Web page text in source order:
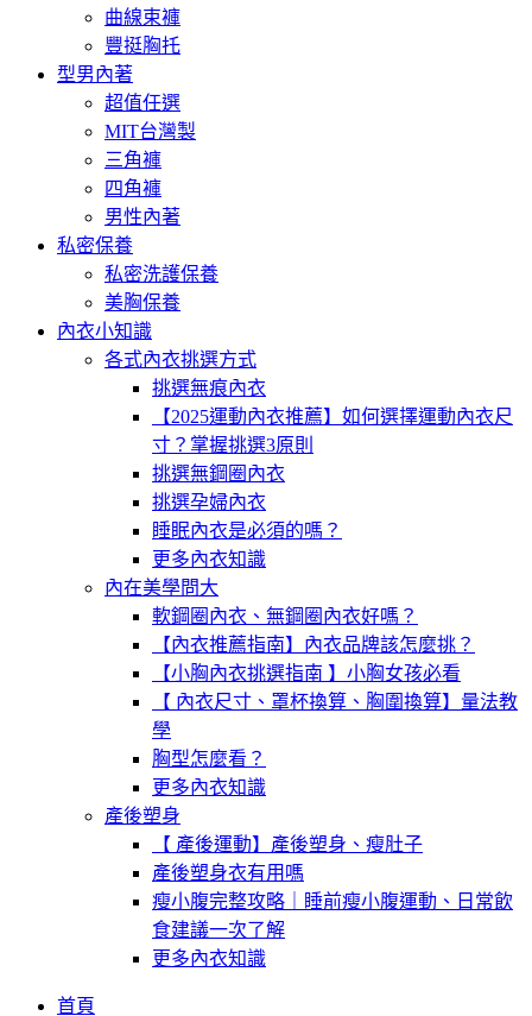
曲線束褲
豐挺胸托
型男內著
超值任選
MIT台灣製
三角褲
四角褲
男性內著
私密保養
私密洗護保養
美胸保養
內衣小知識
各式內衣挑選方式
挑選無痕內衣
【2025運動內衣推薦】如何選擇運動內衣尺
寸？掌握挑選3原則
挑選無鋼圈內衣
挑選孕婦內衣
睡眠內衣是必須的嗎？
更多內衣知識
內在美學問大
軟鋼圈內衣、無鋼圈內衣好嗎？
【內衣推薦指南】內衣品牌該怎麼挑？
【小胸內衣挑選指南 】小胸女孩必看
【 內衣尺寸、罩杯換算、胸圍換算】量法教
學
胸型怎麼看？
更多內衣知識
產後塑身
【 產後運動】產後塑身、瘦肚子
產後塑身衣有用嗎
瘦小腹完整攻略｜睡前瘦小腹運動、日常飲
食建議一次了解
更多內衣知識
首頁